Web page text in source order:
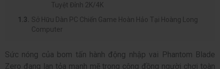
Tuyệt Đỉnh 2K/4K
Sở Hữu Dàn PC Chiến Game Hoàn Hảo Tại Hoàng Long
Computer
Sức nóng của bom tấn hành động nhập vai Phantom Blade
Zero đang lan tỏa mạnh mẽ trong cộng đồng người chơi toàn